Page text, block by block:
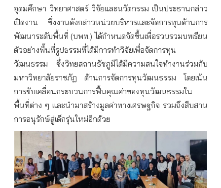
อุดมศึกษา วิทยาศาสตร์ วิจัยและนวัตกรรม เป็นประธานกล่าว
เปิดงาน ซึ่งงานดังกล่าวหน่วยบริหารและจัดการทุนด้านการ
พัฒนาระดับพื้นที่ (บพท.) ได้กำหนดจัดขึ้นเพื่อรวบรวมบทเรียน
ตัวอย่างพื้นที่รูปธรรมที่ได้มีการทำวิจัยเพื่อจัดการทุน
วัฒนธรรม ซึ่งวิทยสถานธัชภูมิได้มีความสนใจทำงานร่วมกับ
มหาวิทยาลัยราชภัฏ ด้านการจัดการทุนวัฒนธรรม โดยเน้น
การขับเคลื่อนกระบวนการฟื้นคุณค่าของทุนวัฒนธรรมใน
พื้นที่ต่าง ๆ และนำมาสร้างมูลค่าทางเศรษฐกิจ รวมถึงสืบสาน
การอนุรักษ์สู่เด็กรุ่นใหม่อีกด้วย